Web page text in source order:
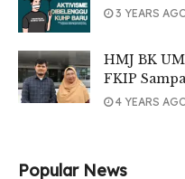
3 YEARS
HMJ BK
FKIP
4 YEARS
Popular News